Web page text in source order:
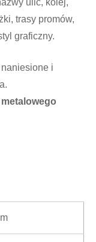
ulic, kolej,
trasy promów,
graficzny.
i